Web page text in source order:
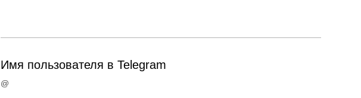
Имя пользователя в Telegram
@